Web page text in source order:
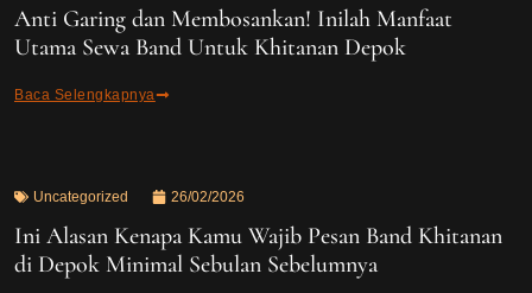
Anti Garing dan Membosankan! Inilah Manfaat
Utama Sewa Band Untuk Khitanan Depok
Baca Selengkapnya
Uncategorized 26/02/2026
Ini Alasan Kenapa Kamu Wajib Pesan Band Khitanan
di Depok Minimal Sebulan Sebelumnya